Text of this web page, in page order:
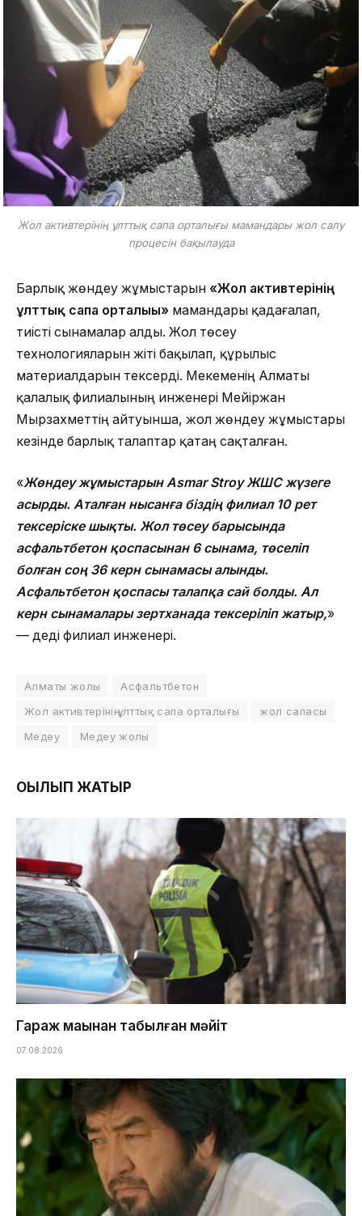
Жол активтерінің ұлттық сапа орталығы мамандары жол салу
процесін бақылауда
Барлық жөндеу жұмыстарын «Жол активтерінің
ұлттық сапа орталығы» мамандары қадағалап,
тиісті сынамалар алды. Жол төсеу
технологияларын жіті бақылап, құрылыс
материалдарын тексерді. Мекеменің Алматы
қалалық филиалының инженері Мейіржан
Мырзахметтің айтуынша, жол жөндеу жұмыстары
кезінде барлық талаптар қатаң сақталған.
«Жөндеу жұмыстарын Asmar Stroy ЖШС жүзеге
асырды. Аталған нысанға біздің филиал 10 рет
тексеріске шықты. Жол төсеу барысында
асфальтбетон қоспасынан 6 сынама, төселіп
болған соң 36 керн сынамасы алынды.
Асфальтбетон қоспасы талапқа сай болды. Ал
керн сынамалары зертханада тексеріліп жатыр,»
— деді филиал инженері.
Алматы жолы
Асфальтбетон
Жол активтерінің ұлттық сапа орталығы
жол сапасы
Медеу
Медеу жолы
ОҚЫЛЫП ЖАТЫР
Гараж маңынан табылған мәйіт
07.08.2026